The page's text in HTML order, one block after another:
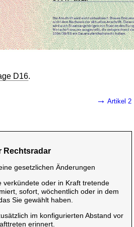
D16.
→ Artikel 2
Rechtsradar
gesetzlichen Änderungen
verkündete oder in Kraft tretende
sofort, wöchentlich oder in dem
Sie gewählt haben.
im konfigurierten Abstand vor
erinnert.